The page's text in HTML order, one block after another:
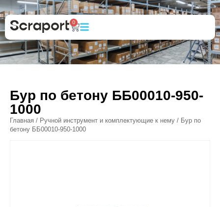
0
Бур по бетону ББ00010-950-
1000
Главная / Ручной инструмент и комплектующие к нему / Бур по
бетону ББ00010-950-1000